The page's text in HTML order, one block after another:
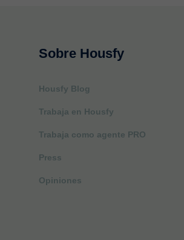
Sobre Housfy
Housfy Blog
Trabaja en Housfy
Trabaja como agente PRO
Press
Opiniones